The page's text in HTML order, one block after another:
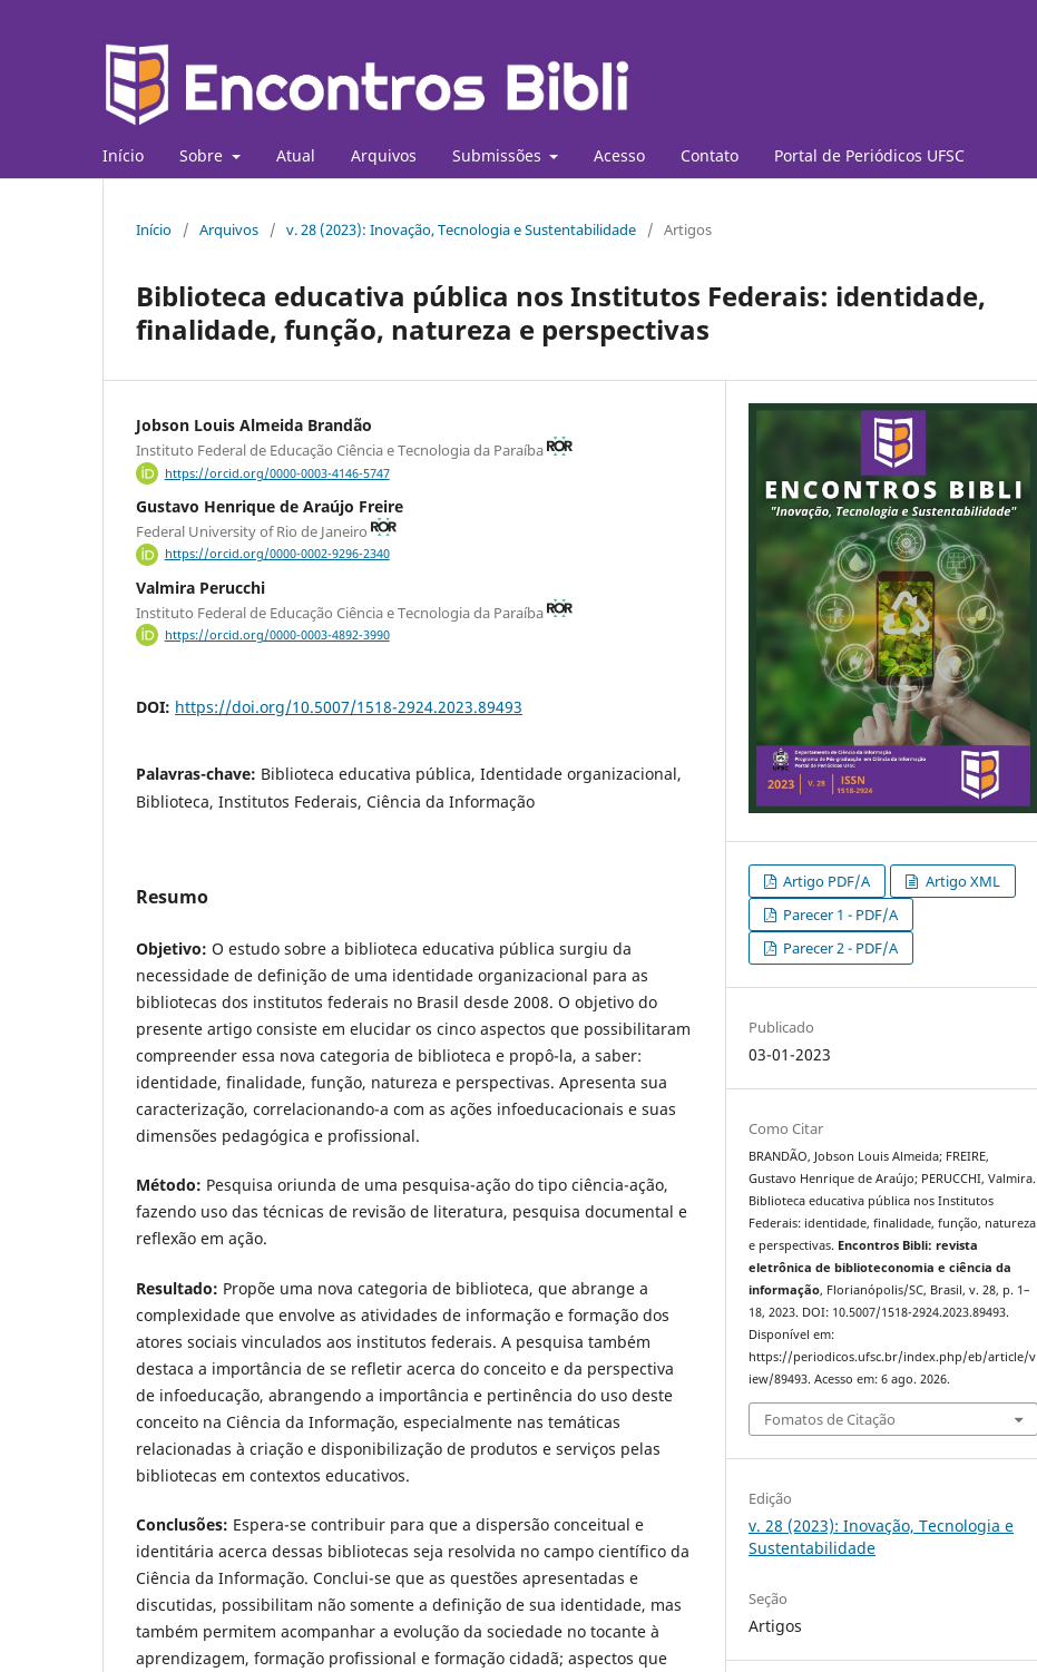
Início Sobre Atual Arquivos Submissões Acesso Contato Portal de Periódicos UFSC
Início / Arquivos / v. 28 (2023): Inovação, Tecnologia e Sustentabilidade / Artigos
Biblioteca educativa pública nos Institutos Federais: identidade,
finalidade, função, natureza e perspectivas
Jobson Louis Almeida Brandão
Instituto Federal de Educação Ciência e Tecnologia da Paraíba
https://orcid.org/0000-0003-4146-5747
Gustavo Henrique de Araújo Freire
Federal University of Rio de Janeiro
https://orcid.org/0000-0002-9296-2340
Valmira Perucchi
Instituto Federal de Educação Ciência e Tecnologia da Paraíba
https://orcid.org/0000-0003-4892-3990
DOI: https://doi.org/10.5007/1518-2924.2023.89493
Palavras-chave: Biblioteca educativa pública, Identidade organizacional,
Biblioteca, Institutos Federais, Ciência da Informação
Resumo
Objetivo: O estudo sobre a biblioteca educativa pública surgiu da
necessidade de definição de uma identidade organizacional para as
bibliotecas dos institutos federais no Brasil desde 2008. O objetivo do
presente artigo consiste em elucidar os cinco aspectos que possibilitaram
compreender essa nova categoria de biblioteca e propô-la, a saber:
identidade, finalidade, função, natureza e perspectivas. Apresenta sua
caracterização, correlacionando-a com as ações infoeducacionais e suas
dimensões pedagógica e profissional.
Método: Pesquisa oriunda de uma pesquisa-ação do tipo ciência-ação,
fazendo uso das técnicas de revisão de literatura, pesquisa documental e
reflexão em ação.
Resultado: Propõe uma nova categoria de biblioteca, que abrange a
complexidade que envolve as atividades de informação e formação dos
atores sociais vinculados aos institutos federais. A pesquisa também
destaca a importância de se refletir acerca do conceito e da perspectiva
de infoeducação, abrangendo a importância e pertinência do uso deste
conceito na Ciência da Informação, especialmente nas temáticas
relacionadas à criação e disponibilização de produtos e serviços pelas
bibliotecas em contextos educativos.
Conclusões: Espera-se contribuir para que a dispersão conceitual e
identitária acerca dessas bibliotecas seja resolvida no campo científico da
Ciência da Informação. Conclui-se que as questões apresentadas e
discutidas, possibilitam não somente a definição de sua identidade, mas
também permitem acompanhar a evolução da sociedade no tocante à
aprendizagem, formação profissional e formação cidadã; aspectos que
Artigo PDF/A
Artigo XML
Parecer 1 - PDF/A
Parecer 2 - PDF/A
Publicado
03-01-2023
Como Citar
BRANDÃO, Jobson Louis Almeida; FREIRE,
Gustavo Henrique de Araújo; PERUCCHI, Valmira.
Biblioteca educativa pública nos Institutos
Federais: identidade, finalidade, função, natureza
e perspectivas. Encontros Bibli: revista
eletrônica de biblioteconomia e ciência da
informação, Florianópolis/SC, Brasil, v. 28, p. 1–
18, 2023. DOI: 10.5007/1518-2924.2023.89493.
Disponível em:
https://periodicos.ufsc.br/index.php/eb/article/v
iew/89493. Acesso em: 6 ago. 2026.
Fomatos de Citação
Edição
v. 28 (2023): Inovação, Tecnologia e
Sustentabilidade
Seção
Artigos